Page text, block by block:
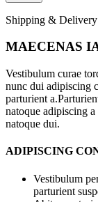
Shipping & Delivery
MAECENAS
Vestibulum curae
nunc dui adipiscing
parturient
natoque adipiscing
natoque dui.
ADIPISCING
Vestibulum
parturient